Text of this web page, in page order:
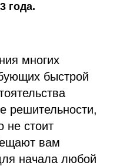
года.
многих
быстрой
решительности,
не стоит
вам
начала любой